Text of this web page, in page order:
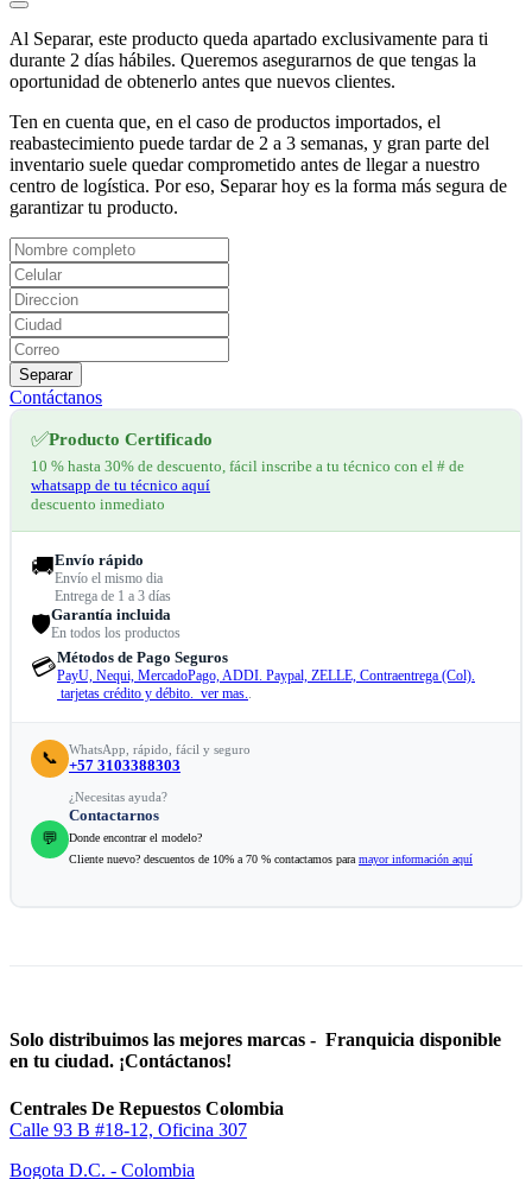
Al Separar, este producto queda apartado exclusivamente para ti
durante 2 días hábiles. Queremos asegurarnos de que tengas la
oportunidad de obtenerlo antes que nuevos clientes.
Ten en cuenta que, en el caso de productos importados, el
reabastecimiento puede tardar de 2 a 3 semanas, y gran parte del
inventario suele quedar comprometido antes de llegar a nuestro
centro de logística. Por eso, Separar hoy es la forma más segura de
garantizar tu producto.
Separar
Contáctanos
✅Producto Certificado
10 % hasta 30% de descuento, fácil inscribe a tu técnico con el # de
whatsapp de tu técnico aquí
descuento inmediato
🚚Envío rápido
Envío el mismo dia
Entrega de 1 a 3 días
🛡️Garantía incluida
En todos los productos
💳Métodos de Pago Seguros
PayU, Nequi, MercadoPago, ADDI. Paypal, ZELLE, Contraentrega (Col).
tarjetas crédito y débito. ver mas..
📞 WhatsApp, rápido, fácil y seguro
+57 3103388303
💬
¿Necesitas ayuda?
Contactarnos
Donde encontrar el modelo?
Cliente nuevo? descuentos de 10% a 70 % contactamos para mayor información aquí
Solo distribuimos las mejores marcas - Franquicia disponible
en tu ciudad. ¡Contáctanos!
Centrales De Repuestos Colombia
Calle 93 B #18-12, Oficina 307
Bogota D.C. - Colombia